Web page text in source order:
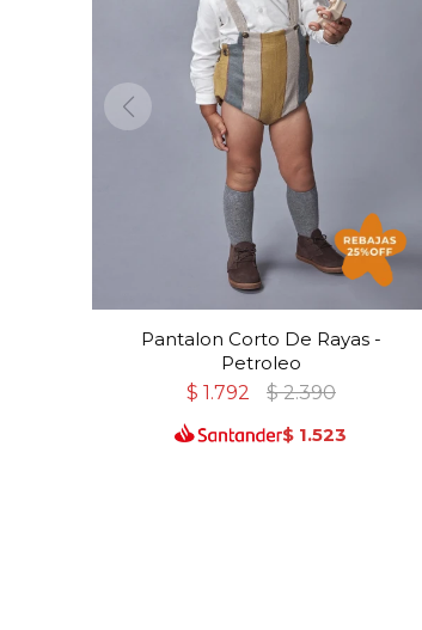
Pantalon Corto De Rayas -
Petroleo
$ 1.792 $ 2.390
$ 1.523